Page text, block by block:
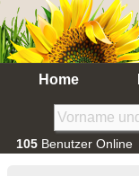
Home
105 Benutzer Online